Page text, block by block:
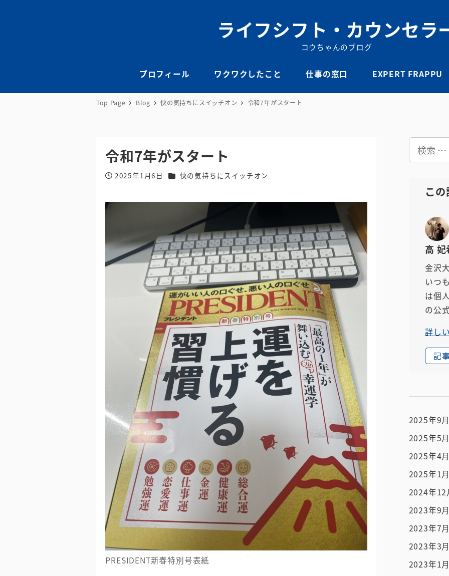
ライフシフト・カウンセラ
コウちゃんのブログ
プロフィール ワクワクしたこと 仕事の窓口 EXPERT FRAPPU
Top Page Blog 快の気持ちにスイッチオン 令和7年がスタート
令和7年がスタート
投稿日
2025年1月6日 カテゴリー
快の気持ちにスイッチオン
PRESIDENT新春特別号表紙
索
こ
高 妃
金沢
いつ
は個
の公
詳し
記
2025年9月
2025年5月
2025年4月
2025年1月
2024年12
2023年9月
2023年7月
2023年3月
2023年1月